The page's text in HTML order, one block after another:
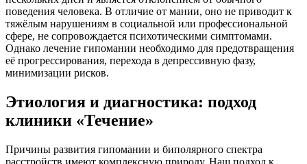
поведения человека. В отличие от мании, оно не приводит к
тяжёлым нарушениям в социальной или профессиональной
сфере, не сопровождается психотическими симптомами.
Однако лечение гипомании необходимо для предотвращения
её прогрессирования, перехода в депрессивную фазу,
минимизации рисков.
Этиология и диагностика: подход
клиники «Течение»
Причины развития гипомании и биполярного спектра